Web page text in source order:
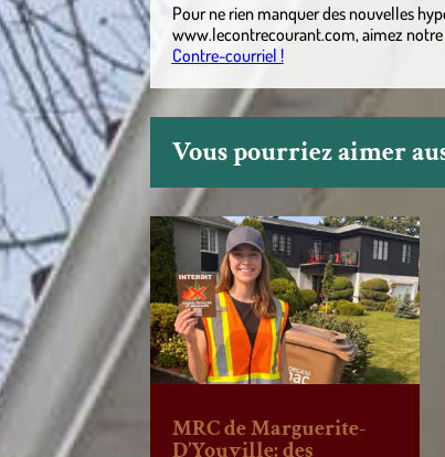
Pour ne rien manquer des nouvelles
www.lecontrecourant.com, aimez notre
Contre-courriel !
Vous pourriez aimer
MRC de Marguerite-
D’Youville: des